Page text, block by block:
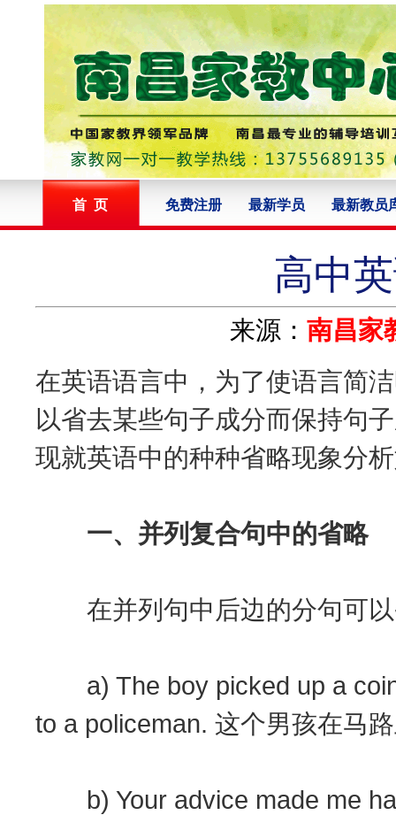
首 页 免费注册 最新学员 最新教员
高中
来源：南昌家
在英语语言中，为了使语言简
以省去某些句子成分而保持句
现就英语中的种种省略现象分
一、并列复合句中的省略
在并列句中后边的分句可以
a) The boy picked up a coin
to a policeman. 这个男孩在马
b) Your advice made me